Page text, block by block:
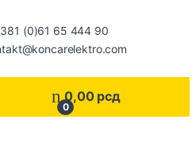
(0)61 65 444 90
0
0,00 рсд